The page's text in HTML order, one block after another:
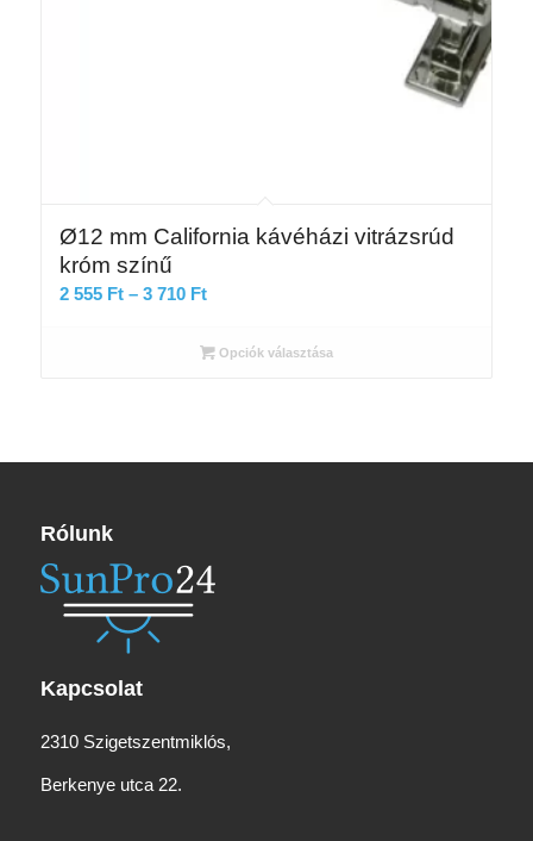
Ø12 mm California kávéházi vitrázsrúd
króm színű
2 555 Ft – 3 710 FtÁrtartomány:
555 Ft
Opciók választása
Rólunk
Kapcsolat
2310 Szigetszentmiklós,
Berkenye utca 22.